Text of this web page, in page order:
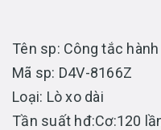
Tên sp: Công tắc
Mã sp: D4V-8166Z
Loại: Lò xo dài
Tần suất hđ:Cơ:120